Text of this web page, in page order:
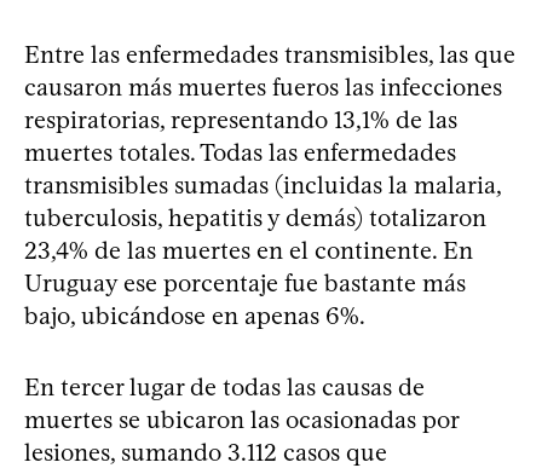
Entre las enfermedades transmisibles, las que
causaron más muertes fueros las infecciones
respiratorias, representando 13,1% de las
muertes totales. Todas las enfermedades
transmisibles sumadas (incluidas la malaria,
tuberculosis, hepatitis y demás) totalizaron
23,4% de las muertes en el continente. En
Uruguay ese porcentaje fue bastante más
bajo, ubicándose en apenas 6%.
En tercer lugar de todas las causas de
muertes se ubicaron las ocasionadas por
lesiones, sumando 3.112 casos que